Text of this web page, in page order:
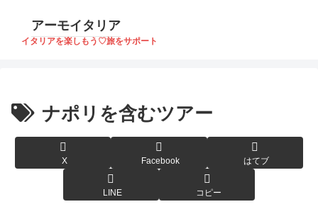
アーモイタリア
イタリアを楽しもう♡旅をサポート
ナポリを含むツアー
X Facebook はてブ
LINE コピー